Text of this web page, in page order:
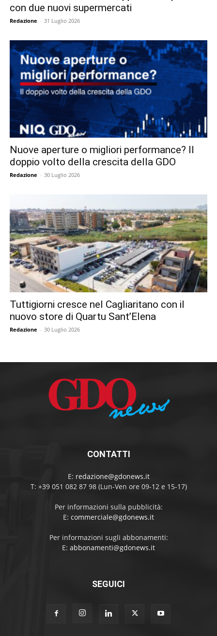
con due nuovi supermercati
Redazione - 31 Luglio 2026
Nuove aperture o migliori performance? Il
doppio volto della crescita della GDO
Redazione - 30 Luglio 2026
Tuttigiorni cresce nel Cagliaritano con il
nuovo store di Quartu Sant’Elena
Redazione - 30 Luglio 2026
CONTATTI
E: redazione@gdonews.it
T: +39 051 082 87 98 (Lun-Ven ore 09-12 e 15-17)
Per informazioni sulla pubblicità:
E: commerciale@gdonews.it
Per informazioni sugli abbonamenti:
E: abbonamenti@gdonews.it
SEGUICI